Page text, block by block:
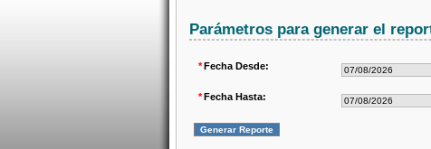
Parámetros para generar el
*Fecha Desde:
*Fecha Hasta: